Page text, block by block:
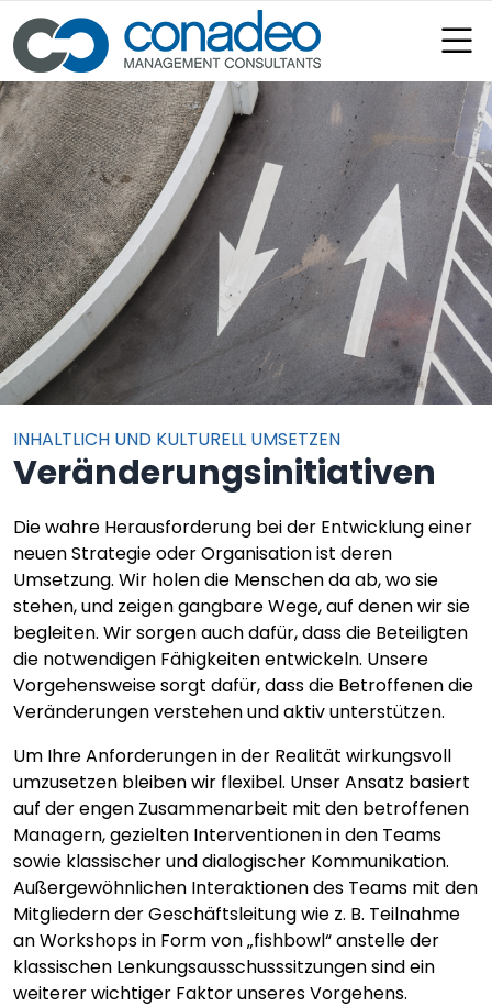
INHALTLICH UND KULTURELL UMSETZEN
:
Veränderungsinitiativen
Die wahre Herausforderung bei der Entwicklung einer
neuen Strategie oder Organisation ist deren
Umsetzung. Wir holen die Menschen da ab, wo sie
stehen, und zeigen gangbare Wege, auf denen wir sie
begleiten. Wir sorgen auch dafür, dass die Beteiligten
die notwendigen Fähigkeiten entwickeln. Unsere
Vorgehensweise sorgt dafür, dass die Betroffenen die
Veränderungen verstehen und aktiv unterstützen.
Um Ihre Anforderungen in der Realität wirkungsvoll
umzusetzen bleiben wir flexibel. Unser Ansatz basiert
auf der engen Zusammenarbeit mit den betroffenen
Managern, gezielten Interventionen in den Teams
sowie klassischer und dialogischer Kommunikation.
Außergewöhnlichen Interaktionen des Teams mit den
Mitgliedern der Geschäftsleitung wie z. B. Teilnahme
an Workshops in Form von „fishbowl“ anstelle der
klassischen Lenkungsausschusssitzungen sind ein
weiterer wichtiger Faktor unseres Vorgehens.